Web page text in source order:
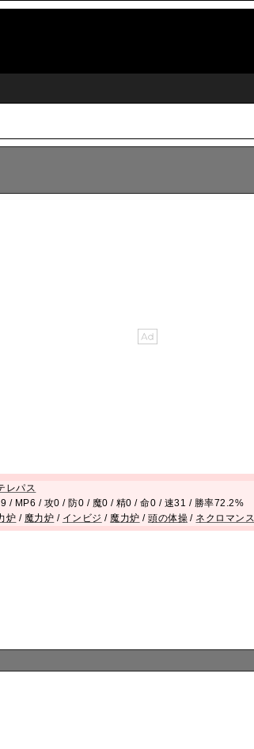
レパス
/ MP6 / 攻0 / 防0 / 魔0 / 精0 / 命0 / 速31 / 勝率72.2%
炉 / 魔力炉 / インビジ / 魔力炉 /頭の体操 / ネクロマンス